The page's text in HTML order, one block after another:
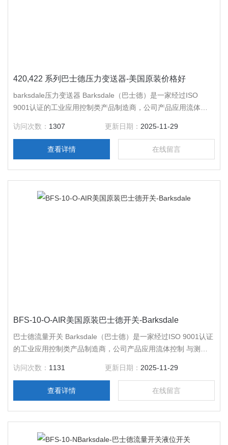
420,422 系列巴士德压力变送器-美国原装价格好
barksdale压力变送器 Barksdale（巴士德）是一家经过ISO
9001认证的工业应用控制类产品制造商，公司产品应用流体控
市，在德国Reichelsheim拥有生产设施 ， 遍布*。
访问次数： 1307 更新日期： 2025-11-29
查看详情 在线留言
BFS-10-O-AIR美国原装巴士德开关-Barksdale
巴士德流量开关 Barksdale（巴士德）是一家经过ISO 9001认证
的工业应用控制类产品制造商，公司产品应用流体控制 与测量
国Reichelsheim拥有生产设施 ， 遍布*。
访问次数： 1131 更新日期： 2025-11-29
查看详情 在线留言